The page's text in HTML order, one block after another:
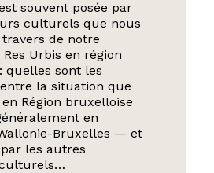
souvent posée par
culturels que nous
de notre
Urbis en région
quelles sont les
la situation que
Région bruxelloise
en
Bruxelles — et
les autres